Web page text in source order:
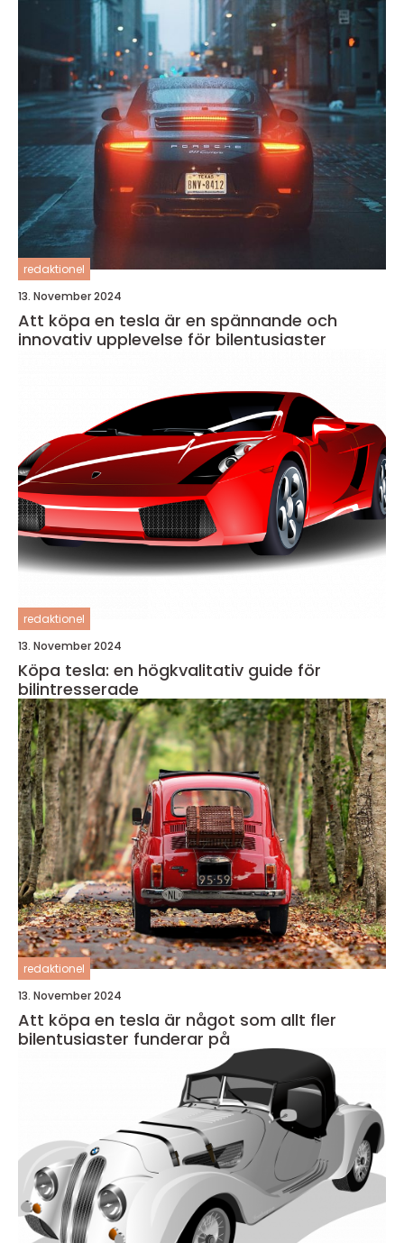
redaktionel
13. November 2024
Att köpa en tesla är en spännande och
innovativ upplevelse för bilentusiaster
redaktionel
13. November 2024
Köpa tesla: en högkvalitativ guide för
bilintresserade
redaktionel
13. November 2024
Att köpa en tesla är något som allt fler
bilentusiaster funderar på